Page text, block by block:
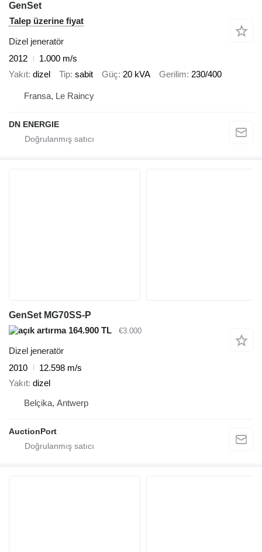
GenSet
Talep üzerine fiyat
Dizel jeneratör
2012
1.000 m/s
Yakıt dizel Tip sabit Güç 20 kVA Gerilim 230/400
Fransa, Le Raincy
DN ENERGIE
GenSet MG70SS-P
164.900 TL
€3.000
Dizel jeneratör
2010
12.598 m/s
Yakıt dizel
Belçika, Antwerp
AuctionPort